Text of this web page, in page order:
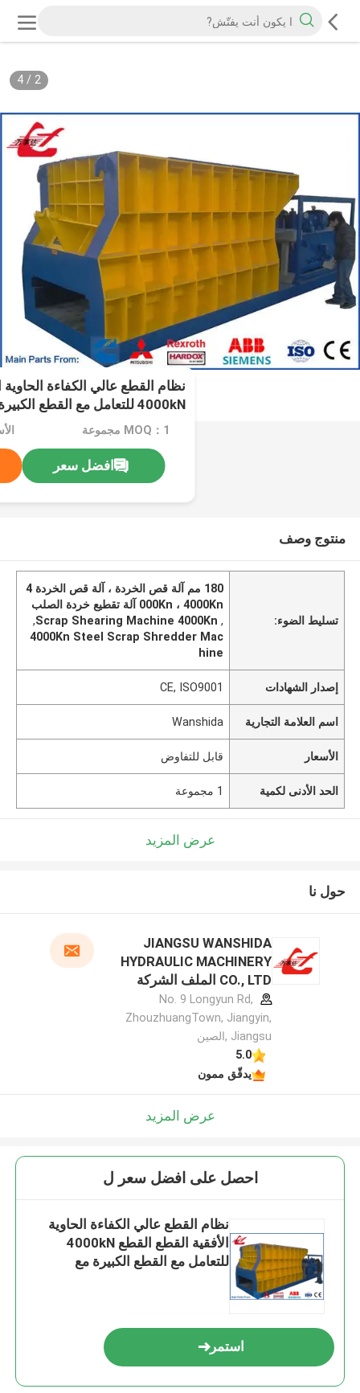
2
/
4
نظام القطع عالي الكفاءة
4000kN للتعامل مع القطع الكبيرة مع تخصيص
MOQ：1 مجموعة
افضل سعر
منتوج وصف
تسليط الضوء:
180 مم آلة قص الخردة ، آلة قص الخردة 4
000Kn ، 4000Kn آلة تقطيع خردة الصلب
,
Scrap Shearing Machine 4000Kn
,
4000Kn Steel Scrap Shredder Mac
hine
إصدار الشهادات CE, ISO9001
اسم العلامة التجارية Wanshida
الأسعار قابل للتفاوض
الحد الأدنى لكمية 1 مجموعة
عرض المزيد
حول نا
JIANGSU WANSHIDA
HYDRAULIC MACHINERY
CO., LTD الملف الشركة
المصنعة
No. 9 Longyun Rd,
ZhouzhuangTown, Jiangyin,
Jiangsu ,الصين
5.0
يدقّق ممون
عرض المزيد
احصل على افضل سعر ل
نظام القطع عالي الكفاءة الحاوية
الأفقية القطع القطع 4000kN
للتعامل مع القطع الكبيرة مع
استمر